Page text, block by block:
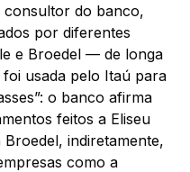
consultor do banco,
por diferentes
e Broedel — de longa
usada pelo Itaú para
o banco afirma
feitos a Eliseu
indiretamente,
como a